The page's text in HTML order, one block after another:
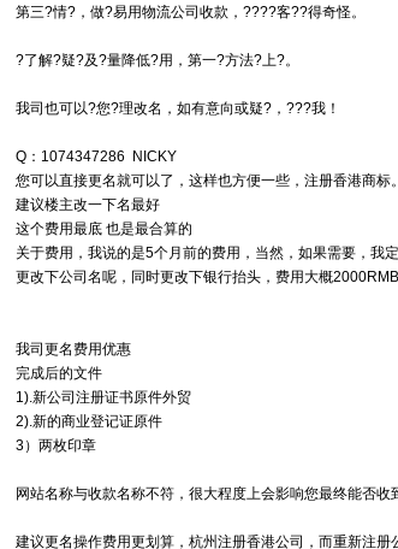
第三?情?，做?易用物流公司收款，????客??得奇怪。
?了解?疑?及?量降低?用，第一?方法?上?。
我司也可以?您?理改名，如有意向或疑?，???我！
Q：1074347286 NICKY
您可以直接更名就可以了，这样也方便一些， 注册香港商标。
建议楼主改一下名最好
这个费用最底 也是最合算的
关于费用，我说的是5个月前的费用，当然，如果需要，我定
更改下公司名呢，同时更改下银行抬头，费用大概
我司更名费用优惠
完成后的文件
1).新公司注册证书原件外贸
2).新的商业登记证原件
3）两枚印章
网站名称与收款名称不符，很大程度上会影响您最终能否收
建议更名操作费用更划算， 杭州注册香港公司 ，而重新注